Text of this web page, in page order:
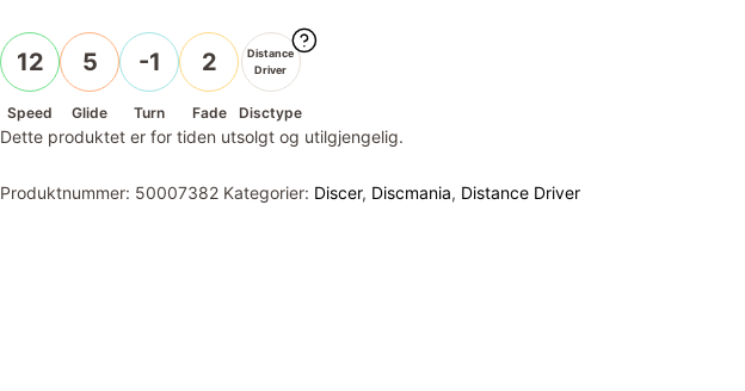
12
Speed
5
Glide
-1
Turn
2
Fade
Distance
Driver
Disctype
Dette produktet er for tiden utsolgt og utilgjengelig.
Produktnummer: 50007382 Kategorier: Discer, Discmania, Distance Driver